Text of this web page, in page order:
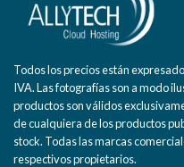
Todos los precios están
IVA. Las fotografías son a modo
productos son válidos
de cualquiera de los productos
stock. Todas las marcas
respectivos propietarios.